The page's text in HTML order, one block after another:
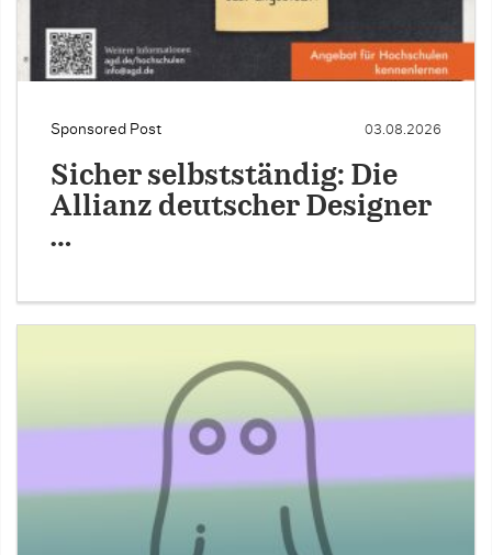
Sponsored Post 03.08.2026
Sicher selbstständig: Die
Allianz deutscher Designer
…